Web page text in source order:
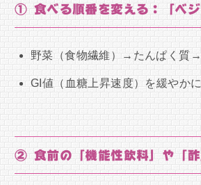
① 食べる順番を変える：「ベジ
野菜（食物繊維）→たんぱく質
GI値（血糖上昇速度）を緩やか
② 食前の「機能性飲料」や「酢